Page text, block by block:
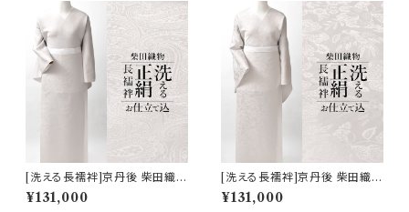
[洗える長襦袢]京丹後 柴田織物
謹製 洗える絹の長襦袢『SHID
ORI』ペイズリー 正絹 日本製
¥131,000
[洗える長襦袢]京丹後 柴田織物
謹製 洗える絹の長襦袢『SHID
ORI』花喰い鳥 正絹 日本製 (商
¥131,000